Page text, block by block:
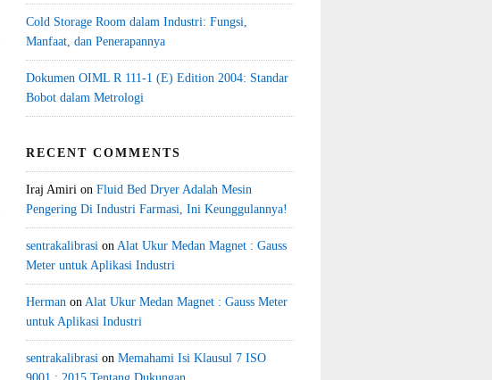
Cold Storage Room dalam Industri: Fungsi,
Manfaat, dan Penerapannya
Dokumen OIML R 111-1 (E) Edition 2004: Standar
Bobot dalam Metrologi
RECENT COMMENTS
Iraj Amiri on Fluid Bed Dryer Adalah Mesin
Pengering Di Industri Farmasi, Ini Keunggulannya!
sentrakalibrasi on Alat Ukur Medan Magnet : Gauss
Meter untuk Aplikasi Industri
Herman on Alat Ukur Medan Magnet : Gauss Meter
untuk Aplikasi Industri
sentrakalibrasi on Memahami Isi Klausul 7 ISO